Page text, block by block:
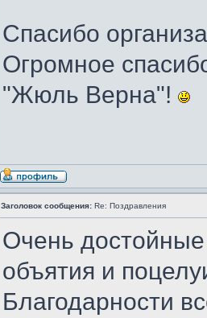
Спасибо
Огромное
"Жюль Верна"!
Заголовок сообщения: Re: Поздравления
Очень
объятия и
Благодарности